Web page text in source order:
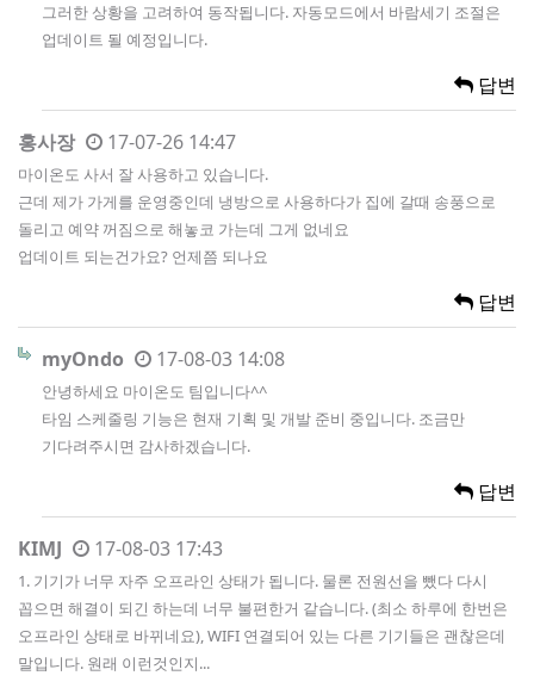
그러한 상황을 고려하여 동작됩니다. 자동모드에서 바람세기 조절은
업데이트 될 예정입니다.
답변
홍사장 17-07-26 14:47
마이온도 사서 잘 사용하고 있습니다.
근데 제가 가게를 운영중인데 냉방으로 사용하다가 집에 갈때 송풍으로
돌리고 예약 꺼짐으로 해놓코 가는데 그게 없네요
업데이트 되는건가요? 언제쯤 되나요
답변
myOndo 17-08-03 14:08
안녕하세요 마이온도 팀입니다^^
타임 스케줄링 기능은 현재 기획 및 개발 준비 중입니다. 조금만
기다려주시면 감사하겠습니다.
답변
KIMJ 17-08-03 17:43
1. 기기가 너무 자주 오프라인 상태가 됩니다. 물론 전원선을 뺐다 다시
꼽으면 해결이 되긴 하는데 너무 불편한거 같습니다. (최소 하루에 한번은
오프라인 상태로 바뀌네요), WIFI 연결되어 있는 다른 기기들은 괜찮은데
말입니다. 원래 이런것인지...